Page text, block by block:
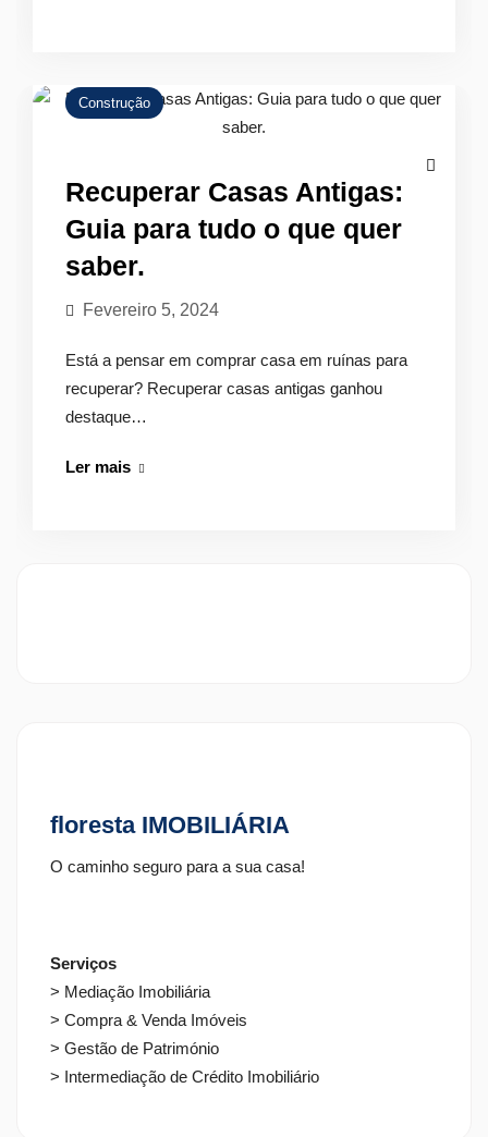
para
Construção
Recuperar Casas Antigas:
Guia para tudo o que quer
saber.
Fevereiro 5, 2024
Está a pensar em comprar casa em ruínas para
recuperar? Recuperar casas antigas ganhou
destaque…
Ler maisRecuperar
floresta IMOBILIÁRIA
O caminho seguro para a sua casa!
Serviços
> Mediação Imobiliária
> Compra & Venda Imóveis
> Gestão de Património
> Intermediação de Crédito Imobiliário